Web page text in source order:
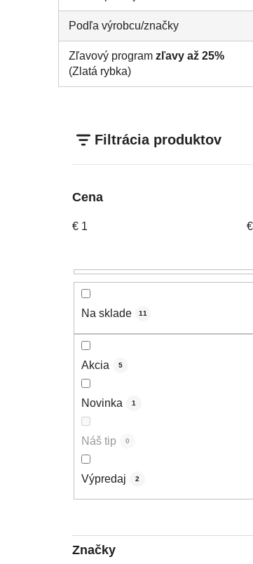
Podľa výrobcu/značky
Zľavový program zľavy až 25%
(Zlatá rybka)
Filtrácia produktov
Cena
€ 1 €
Na sklade 11
Akcia 5
Novinka 1
Náš tip 0
Výpredaj 2
Značky